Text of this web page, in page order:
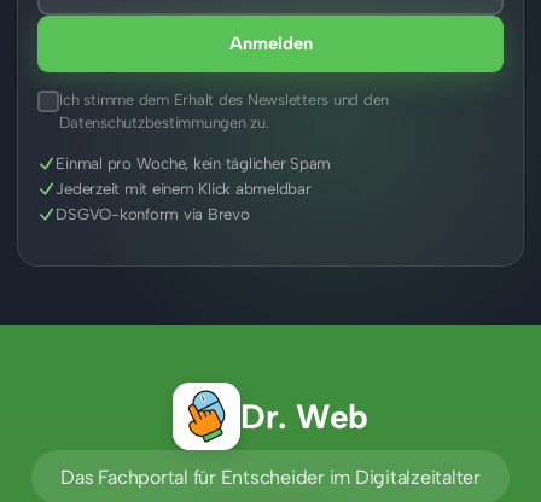
Anmelden
Ich stimme dem Erhalt des Newsletters und den
Datenschutzbestimmungen zu.
Einmal pro Woche, kein täglicher Spam
Jederzeit mit einem Klick abmeldbar
DSGVO-konform via Brevo
Dr. Web
Das Fachportal für Entscheider im Digitalzeitalter